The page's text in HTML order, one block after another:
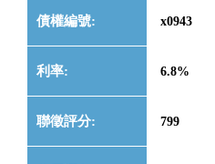
x0943
6.8%
799